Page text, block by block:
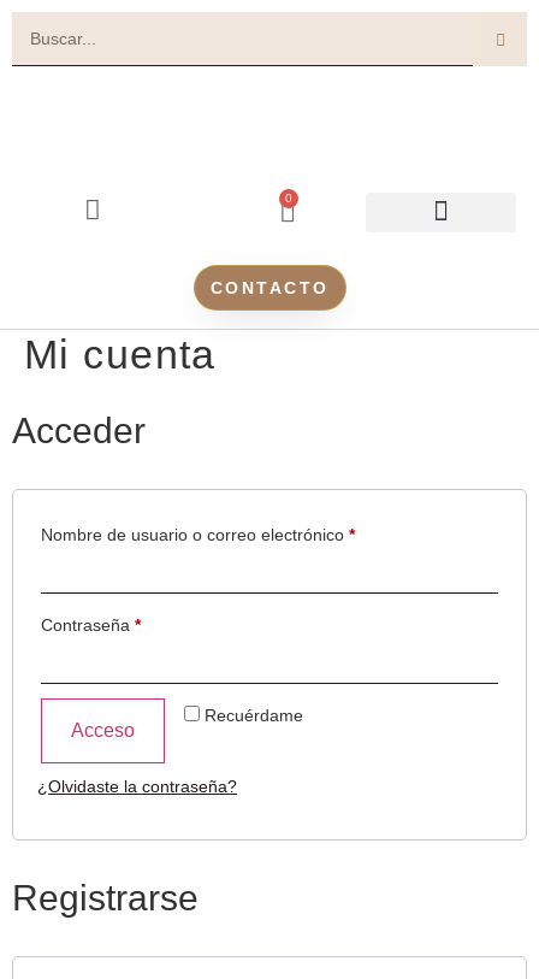
0
CONTACTO
Mi cuenta
Acceder
Nombre de usuario o correo electrónico *
Contraseña *
Recuérdame
Acceso
¿Olvidaste la contraseña?
Registrarse